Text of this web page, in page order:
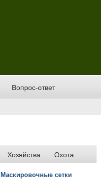
Вопрос-ответ
Хозяйства Охота
Маскировочные сетки